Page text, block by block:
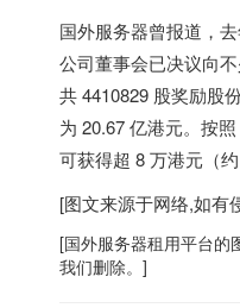
国外服务器曾报道，
公司董事会已决议向
共 4410829 股奖励股
为 20.67 亿港元。按
可获得超 8 万港元（约
[图文来源于网络,如有
[国外服务器租用平台的
我们删除。]